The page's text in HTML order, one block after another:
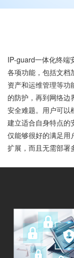
IP-guard一体化终端
各项功能，包括文档
资产和运维管理等
的防护，再到网络边
安全难题。用户可以
建立适合自身特点的
仅能够很好的满足用
扩展，而且无需部署